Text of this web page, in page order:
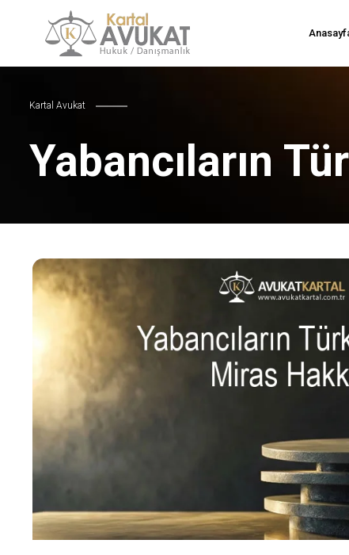
Kartal Avukat
Yabancıların